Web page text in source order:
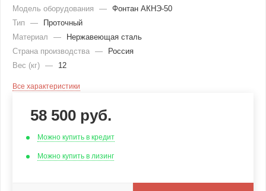
Модель оборудования
— Фонтан АКНЭ-50
Тип
—
Проточный
Материал
—
Нержавеющая сталь
Страна производства —
Россия
Вес (кг) — 12
Все характеристики
58 500 руб.
Можно купить в кредит
Можно купить в лизинг